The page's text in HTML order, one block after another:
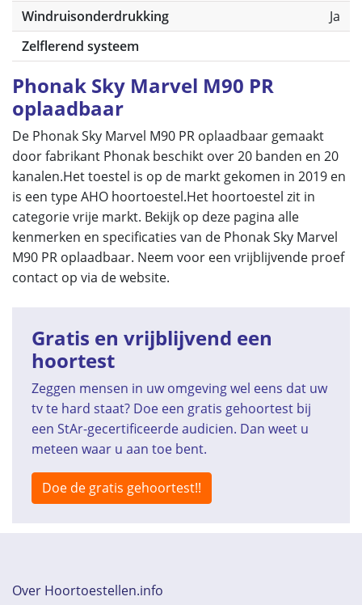
Windruisonderdrukking
Ja
Zelflerend systeem
Phonak Sky Marvel M90 PR
oplaadbaar
De Phonak Sky Marvel M90 PR oplaadbaar gemaakt
door fabrikant Phonak beschikt over 20 banden en 20
kanalen.Het toestel is op de markt gekomen in 2019 en
is een type AHO hoortoestel.Het hoortoestel zit in
categorie vrije markt. Bekijk op deze pagina alle
kenmerken en specificaties van de Phonak Sky Marvel
M90 PR oplaadbaar. Neem voor een vrijblijvende proef
contact op via de website.
Gratis en vrijblijvend een
hoortest
Zeggen mensen in uw omgeving wel eens dat uw
tv te hard staat? Doe een gratis gehoortest bij
een StAr-gecertificeerde audicien. Dan weet u
meteen waar u aan toe bent.
Doe de gratis gehoortest!!
Over Hoortoestellen.info